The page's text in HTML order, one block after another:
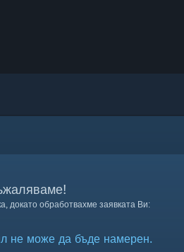
докато обработвахме заявката Ви:
не може да бъде намерен.